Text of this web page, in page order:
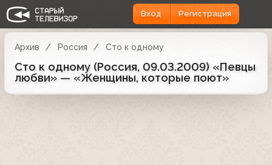
Вход Регистрация
Архив Россия Сто к одному
Сто к одному (Россия, 09.03.2009) «Певцы
любви» — «Женщины, которые поют»